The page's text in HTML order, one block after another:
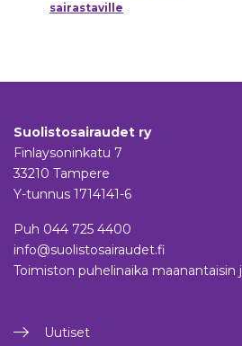
sairastaville
Suolistosairaudet ry
Finlaysoninkatu 7
33210 Tampere
Y-tunnus 1714141-6
Puh 044 725 4400
info@suolistosairaudet.fi
Toimiston puhelinaika maanantaisin
Uutiset